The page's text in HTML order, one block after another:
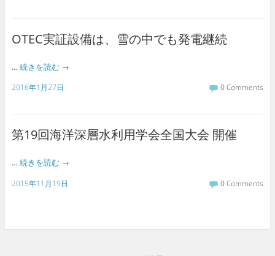
OTEC実証設備は、雪の中でも発電継続
… 続きを読む →
2016年1月27日 0 Comments
第19回海洋深層水利用学会全国大会 開催
… 続きを読む →
2015年11月19日 0 Comments